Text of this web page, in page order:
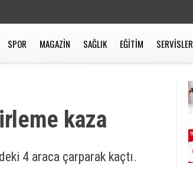
SPOR MAGAZIN SAĞLIK EĞITIM SERVISLER
kaza
4 araca çarparak kaçtı.